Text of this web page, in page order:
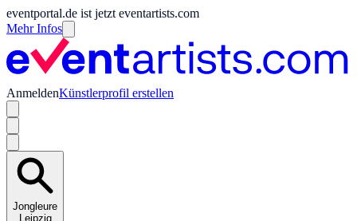
eventportal.de ist jetzt eventartists.com
Mehr Infos
AnmeldenKünstlerprofil erstellen
Jongleure
Leipzig